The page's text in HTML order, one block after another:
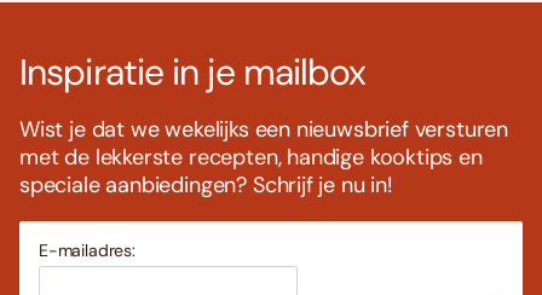
Inspiratie in je mailbox
Wist je dat we wekelijks een nieuwsbrief versturen
met de lekkerste recepten, handige kooktips en
speciale aanbiedingen? Schrijf je nu in!
E-mailadres: